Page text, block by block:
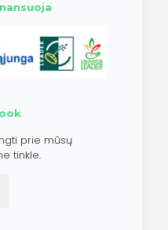
prie mūsų
tinkle.